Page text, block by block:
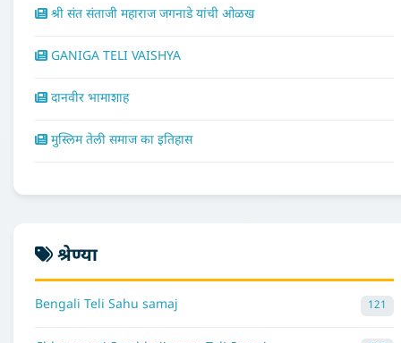
श्री संत संताजी महाराज जगनाडे यांची ओळख
GANIGA TELI VAISHYA
दानवीर भामाशाह
मुस्लिम तेली समाज का इतिहास
श्रेण्या
Bengali Teli Sahu samaj 121